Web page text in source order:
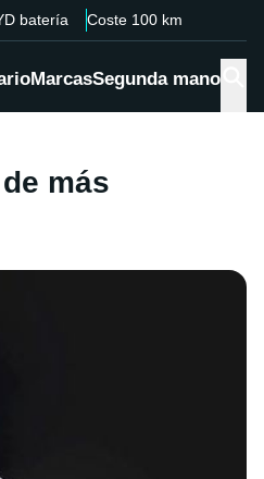
batería Coste 100 km
MarcasSegunda mano
más